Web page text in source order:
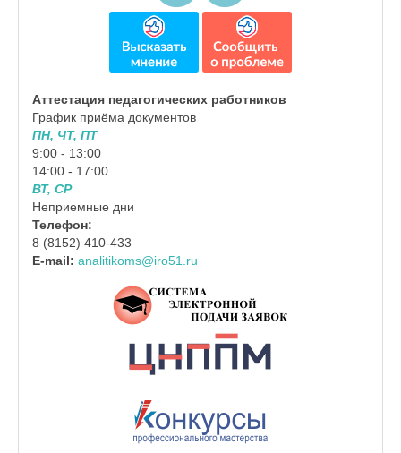
Аттестация педагогических работников
График приёма документов
ПН, ЧТ, ПТ
9:00 - 13:00
14:00 - 17:00
ВТ, СР
Неприемные дни
Телефон:
8 (8152) 410-433
E-mail: analitikoms@iro51.ru